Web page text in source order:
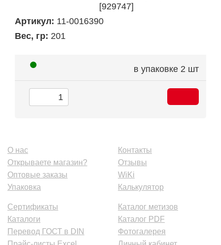
[929747]
Артикул: 11-0016390
Вес, гр: 201
в упаковке 2 шт
О нас
Открываете магазин?
Оптовые заказы
Упаковка
Контакты
Отзывы
WiKi
Калькулятор
Сертификаты
Каталоги
Перевод ГОСТ в DIN
Каталог метизов
Каталог PDF
Фотогалерея